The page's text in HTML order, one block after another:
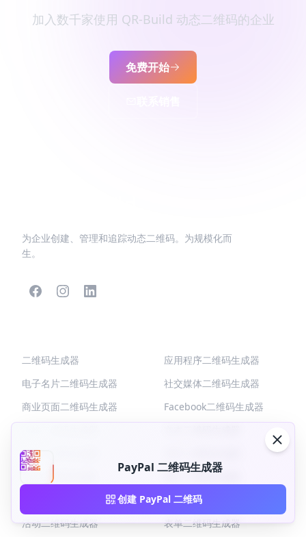
PayPal 二维码生成器
创建 PayPal 二维码
加入数千家使用 QR-Build 动态二维码的企业
免费开始
为企业创建、管理和追踪动态二维码。为规模化而
生。
二维码生成器
电子名片二维码生成器
商业页面二维码生成器
菜单二维码生成器
PDF二维码生成器
活动二维码生成器
应用程序二维码生成器
社交媒体二维码生成器
Facebook二维码生成器
图片二维码生成器
优惠券二维码生成器
表单二维码生成器